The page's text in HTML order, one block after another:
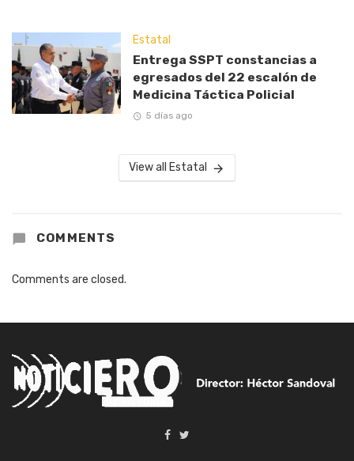
Estatal
Entrega SSPT constancias a
egresados del 22 escalón de
Medicina Táctica Policial
5 días ago
View all Estatal
COMMENTS
Comments are closed.